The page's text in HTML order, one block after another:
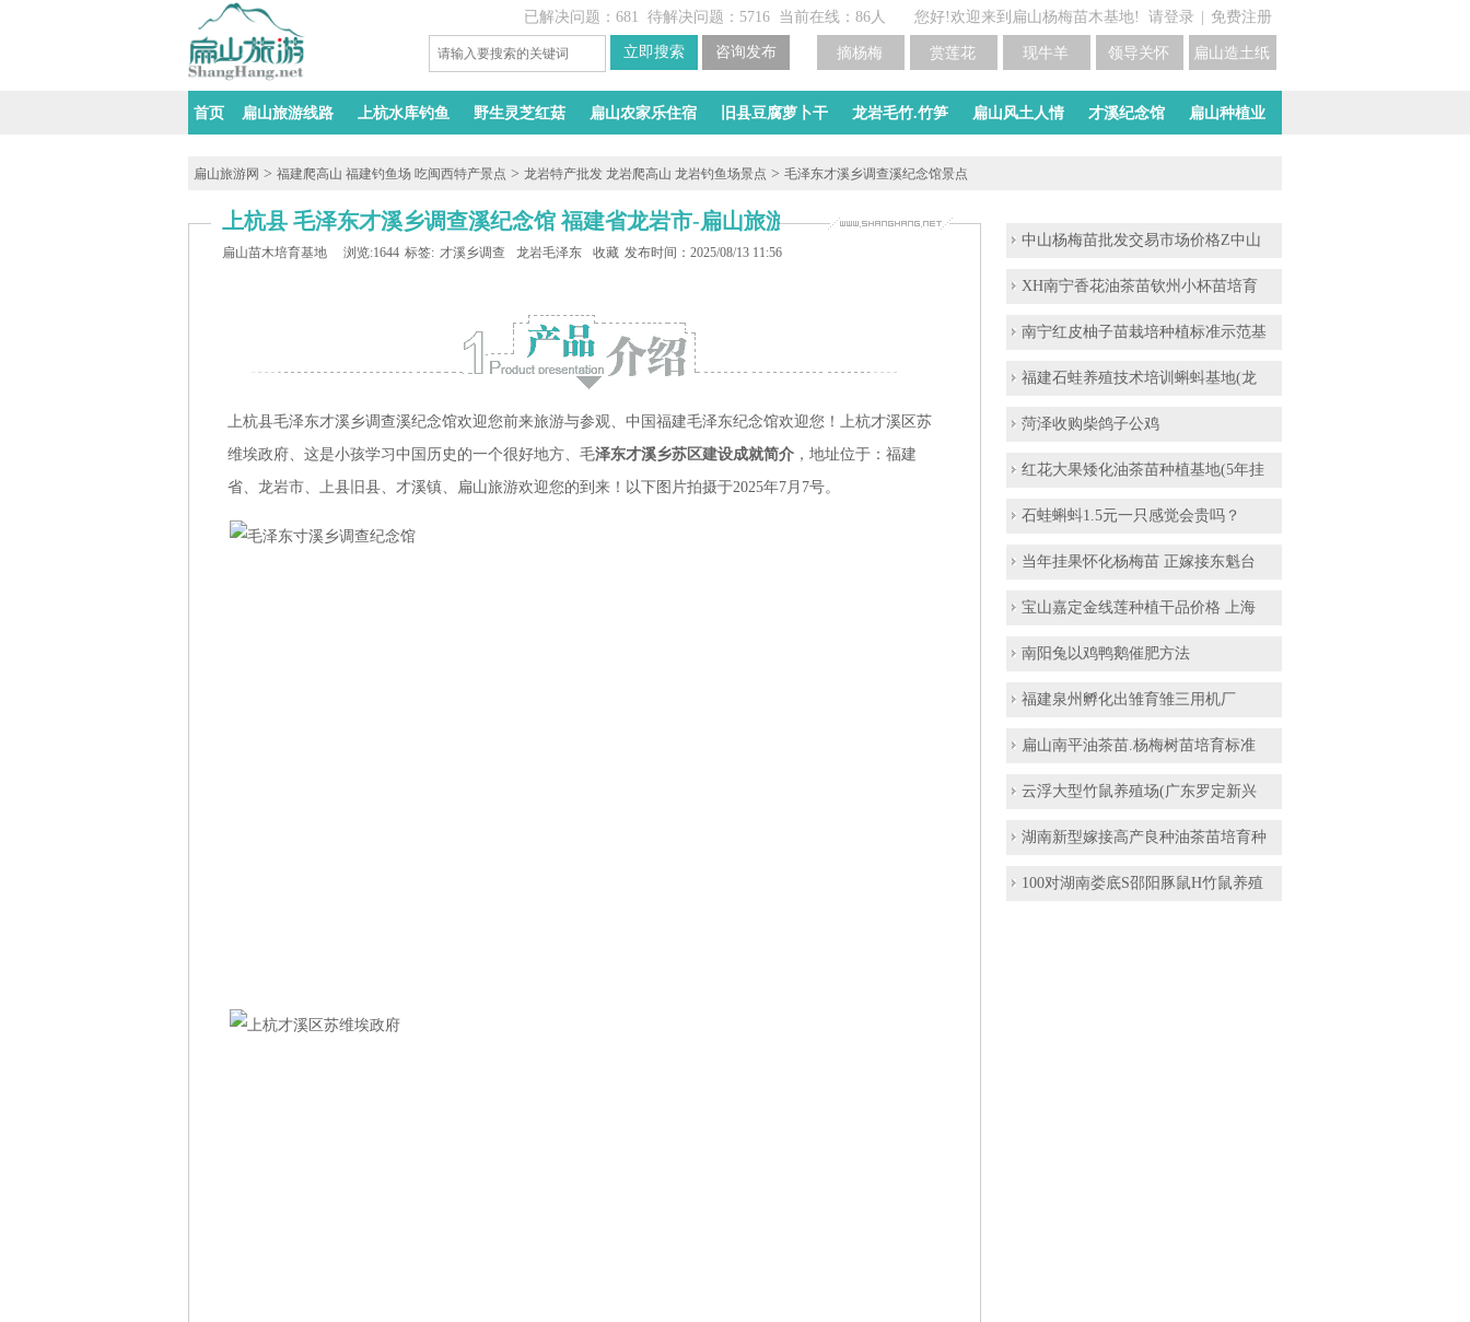
您好!欢迎来到扁山杨梅苗木基地! 请登录 免费注册
已解决问题：681 待解决问题：5716 当前在线：86人
扁山造土纸
领导关怀
现牛羊
赏莲花
摘杨梅
首页 扁山旅游线路 上杭水库钓鱼 野生灵芝红菇 扁山农家乐住宿 旧县豆腐萝卜干 龙岩毛竹.竹笋 扁山风土人情 才溪纪念馆 扁山种植业
扁山旅游网 > 福建爬高山 福建钓鱼场 吃闽西特产景点 > 龙岩特产批发 龙岩爬高山 龙岩钓鱼场景点 > 毛泽东才溪乡调查溪纪念馆景点
上杭县 毛泽东才溪乡调查溪纪念馆 福建省龙岩市-扁山旅游
扁山苗木培育基地 浏览:1644 标签: 才溪乡调查溪纪念馆龙岩毛泽东才溪纪念馆
收藏 发布时间：2025/08/13 11:56
上杭县毛泽东才溪乡调查溪纪念馆欢迎您前来旅游与参观、中国福建毛泽东纪念馆欢迎您！上杭才溪区苏
维埃政府、这是小孩学习中国历史的一个很好地方、毛泽东才溪乡苏区建设成就简介 ，地址位于：福建
省、龙岩市、上县旧县、才溪镇、扁山旅游欢迎您的到来！以下图片拍摄于2025年7月7号。
中山杨梅苗批发交易市场价格Z中山
XH南宁香花油茶苗钦州小杯苗培育
南宁红皮柚子苗栽培种植标准示范基
福建石蛙养殖技术培训蝌蚪基地(龙
菏泽收购柴鸽子公鸡
红花大果矮化油茶苗种植基地(5年挂
石蛙蝌蚪1.5元一只感觉会贵吗？
当年挂果怀化杨梅苗 正嫁接东魁台
宝山嘉定金线莲种植干品价格 上海
南阳兔以鸡鸭鹅催肥方法
福建泉州孵化出雏育雏三用机厂
扁山南平油茶苗.杨梅树苗培育标准
云浮大型竹鼠养殖场(广东罗定新兴
湖南新型嫁接高产良种油茶苗培育种
100对湖南娄底S邵阳豚鼠H竹鼠养殖